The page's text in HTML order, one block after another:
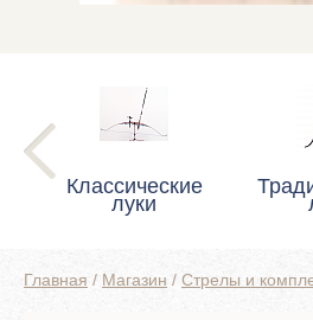
Классические
луки
Главная / Магазин / Стрелы и